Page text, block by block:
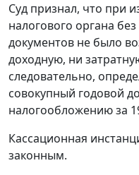
Суд признал, что при
налогового органа
документов не было
доходную, ни
следовательно,
совокупный годовой
налогообложению за
Кассационная
законным.